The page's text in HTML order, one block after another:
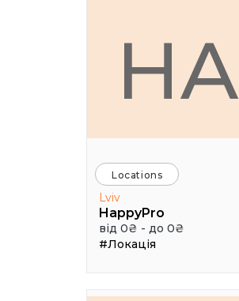
HA
Locations
Lviv
HappyPro
від 0₴ - до 0₴
#Локація